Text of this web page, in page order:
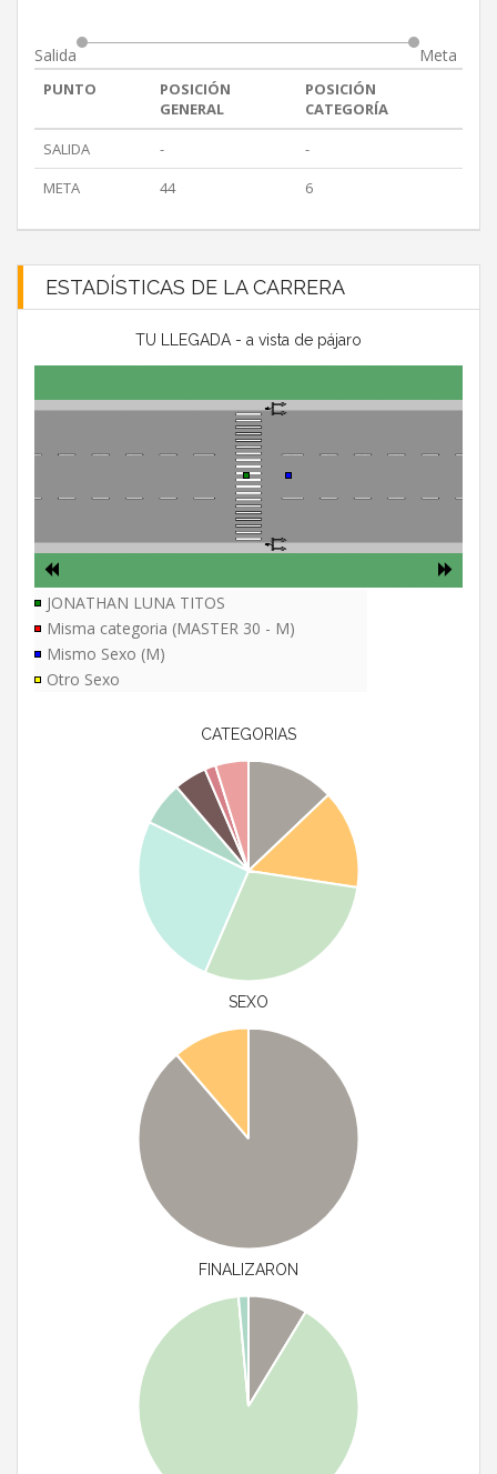
Salida Meta
PUNTO
POSICIÓN
GENERAL
POSICIÓN
CATEGORÍA
SALIDA
-
-
META
44 6
ESTADÍSTICAS DE LA CARRERA
TU LLEGADA - a vista de pájaro
JONATHAN LUNA TITOS
Misma categoria (MASTER 30 - M)
Mismo Sexo (M)
Otro Sexo
CATEGORIAS
SEXO
FINALIZARON